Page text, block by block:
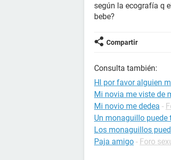
según la ecografía q
bebe?
Compartir
Consulta también:
Hl por favor alguien
Mi novia me viste de
Mi novio me dedea -
Un monaguillo puede
Los monaguillos
Paja amigo - Foro